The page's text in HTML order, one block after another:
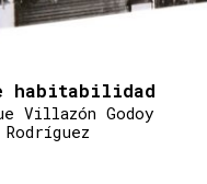
habitabilidad
Villazón Godoy